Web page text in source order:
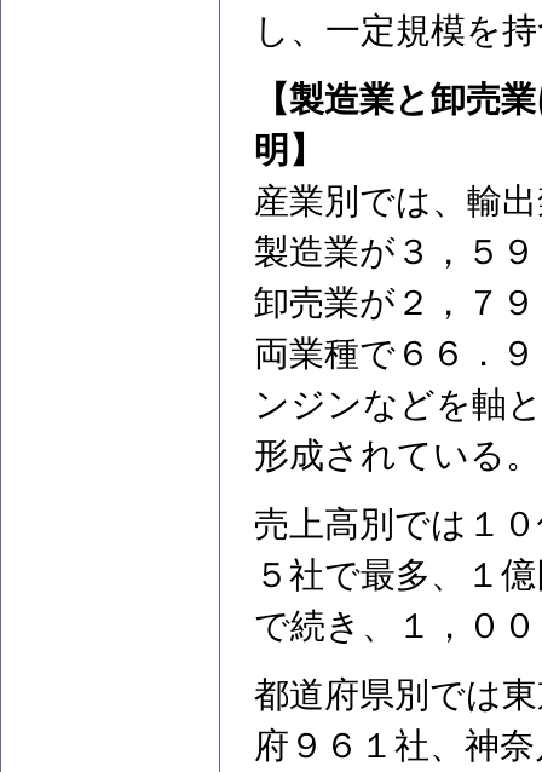
し、一定規模を
【製造業と卸売
明】
産業別では、輸
製造業が３，５
卸売業が２，７
両業種で６６．
ンジンなどを軸
形成されている。
売上高別では１
５社で最多、１
で続き、１，０
都道府県別では
府９６１社、神